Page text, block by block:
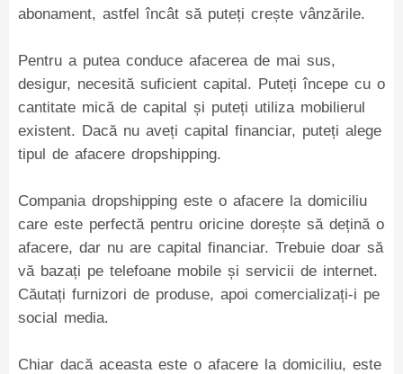
abonament, astfel încât să puteți crește vânzările.
Pentru a putea conduce afacerea de mai sus,
desigur, necesită suficient capital. Puteți începe cu o
cantitate mică de capital și puteți utiliza mobilierul
existent. Dacă nu aveți capital financiar, puteți alege
tipul de afacere dropshipping.
Compania dropshipping este o afacere la domiciliu
care este perfectă pentru oricine dorește să dețină o
afacere, dar nu are capital financiar. Trebuie doar să
vă bazați pe telefoane mobile și servicii de internet.
Căutați furnizori de produse, apoi comercializați-i pe
social media.
Chiar dacă aceasta este o afacere la domiciliu, este